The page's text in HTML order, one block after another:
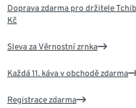
Doprava zdarma pro držitele
Kč
Sleva za Věrnostní zrnka
Každá 11. káva v obchodě zdarma
Registrace zdarma